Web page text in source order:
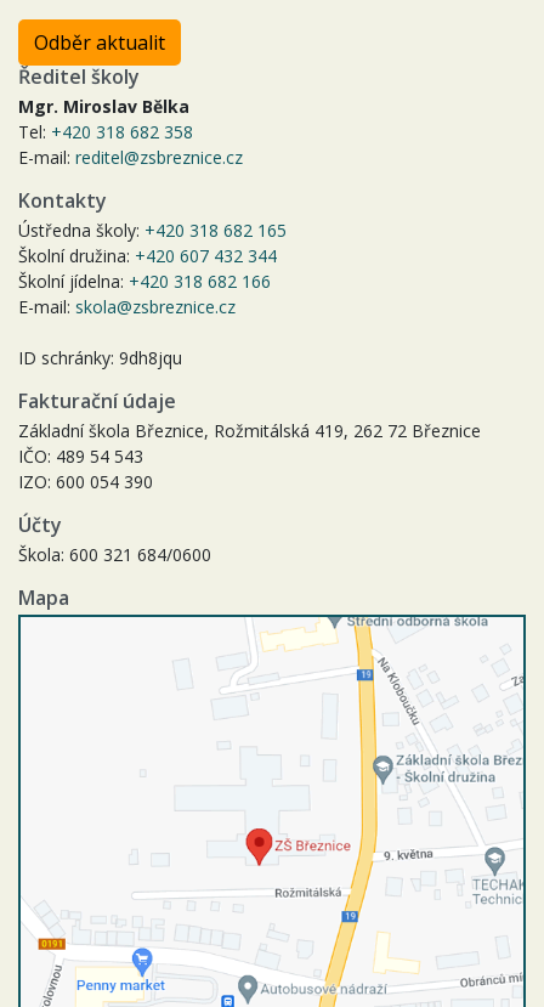
Odběr aktualit
Ředitel školy
Mgr. Miroslav Bělka
Tel: +420 318 682 358
E-mail: reditel@zsbreznice.cz
Kontakty
Ústředna školy: +420 318 682 165
Školní družina: +420 607 432 344
Školní jídelna: +420 318 682 166
E-mail: skola@zsbreznice.cz
ID schránky: 9dh8jqu
Fakturační údaje
Základní škola Březnice, Rožmitálská 419, 262 72 Březnice
IČO: 489 54 543
IZO: 600 054 390
Účty
Škola: 600 321 684/0600
Mapa